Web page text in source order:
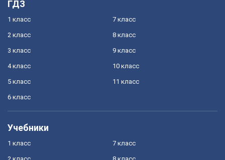
ГДЗ
1 класс
2 класс
3 класс
4 класс
5 класс
6 класс
7 класс
8 класс
9 класс
10 класс
11 класс
Учебники
1 класс 7 класс